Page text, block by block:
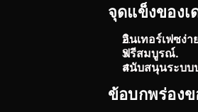
จุดแข็งของ
อินเทอร์เฟซง่
ฟรีสมบูรณ์.
สนับสนุนระบ
ข้อบกพร่อง